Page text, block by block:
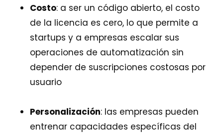
Costo: a ser un código abierto, el costo
de la licencia es cero, lo que permite a
startups y a empresas escalar sus
operaciones de automatización sin
depender de suscripciones costosas por
usuario
Personalización: las empresas pueden
entrenar capacidades específicas del